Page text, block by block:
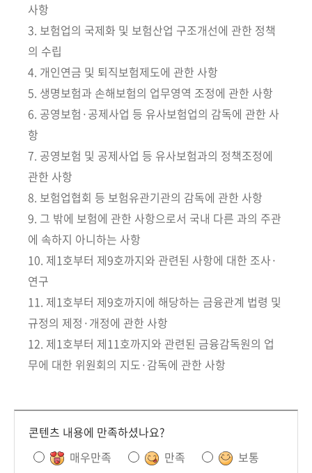
사항
3. 보험업의 국제화 및 보험산업 구조개선에 관한 정책
의 수립
4. 개인연금 및 퇴직보험제도에 관한 사항
5. 생명보험과 손해보험의 업무영역 조정에 관한 사항
6. 공영보험·공제사업 등 유사보험업의 감독에 관한 사
항
7. 공영보험 및 공제사업 등 유사보험과의 정책조정에
관한 사항
8. 보험업협회 등 보험유관기관의 감독에 관한 사항
9. 그 밖에 보험에 관한 사항으로서 국내 다른 과의 주관
에 속하지 아니하는 사항
10. 제1호부터 제9호까지와 관련된 사항에 대한 조사·
연구
11. 제1호부터 제9호까지에 해당하는 금융관계 법령 및
규정의 제정·개정에 관한 사항
12. 제1호부터 제11호까지와 관련된 금융감독원의 업
무에 대한 위원회의 지도·감독에 관한 사항
콘텐츠 내용에 만족하셨나요?
매우만족
만족
보통